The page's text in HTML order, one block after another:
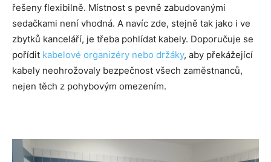
řešeny flexibilně. Místnost s pevně zabudovanými
sedačkami není vhodná. A navíc zde, stejně tak jako i ve
zbytků kanceláří, je třeba pohlídat kabely. Doporučuje se
pořídit kabelové organizéry nebo držáky, aby překážející
kabely neohrožovaly bezpečnost všech zaměstnanců,
nejen těch z pohybovým omezením.